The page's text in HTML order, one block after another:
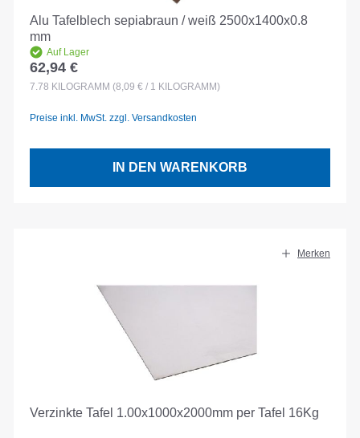
Alu Tafelblech sepiabraun / weiß 2500x1400x0.8
mm
Auf Lager
Regulärer Preis:
62,94 €
7.78 KILOGRAMM (8,09 € / 1 KILOGRAMM)
Preise inkl. MwSt. zzgl. Versandkosten
IN DEN WARENKORB
Merken
Verzinkte Tafel 1.00x1000x2000mm per Tafel 16Kg